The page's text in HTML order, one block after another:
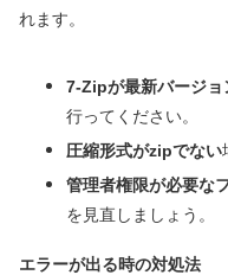
れます。
7-Zipが最新バージョ
行ってください。
圧縮形式がzipでない
管理者権限が必要な
を見直しましょう。
エラーが出る時の対処法